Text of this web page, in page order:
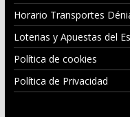
Horario Transportes
Loterias y Apuestas del
Política de cookies
Política de Privacidad